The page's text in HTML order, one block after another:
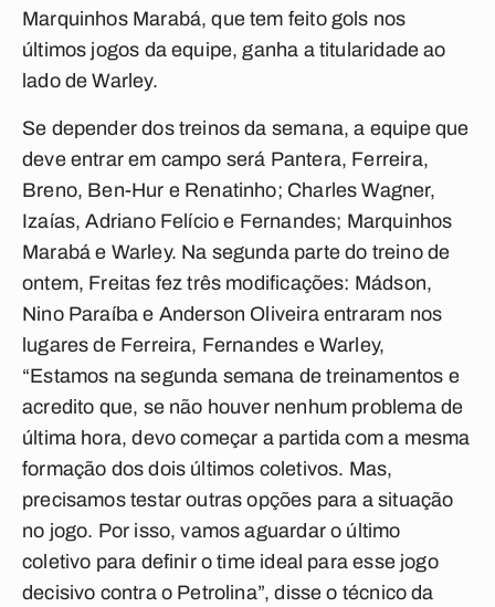
Marquinhos Marabá, que tem feito gols nos
últimos jogos da equipe, ganha a titularidade ao
lado de Warley.
Se depender dos treinos da semana, a equipe que
deve entrar em campo será Pantera, Ferreira,
Breno, Ben-Hur e Renatinho; Charles Wagner,
Izaías, Adriano Felício e Fernandes; Marquinhos
Marabá e Warley. Na segunda parte do treino de
ontem, Freitas fez três modificações: Mádson,
Nino Paraíba e Anderson Oliveira entraram nos
lugares de Ferreira, Fernandes e Warley,
“Estamos na segunda semana de treinamentos e
acredito que, se não houver nenhum problema de
última hora, devo começar a partida com a mesma
formação dos dois últimos coletivos. Mas,
precisamos testar outras opções para a situação
no jogo. Por isso, vamos aguardar o último
coletivo para definir o time ideal para esse jogo
decisivo contra o Petrolina”, disse o técnico da